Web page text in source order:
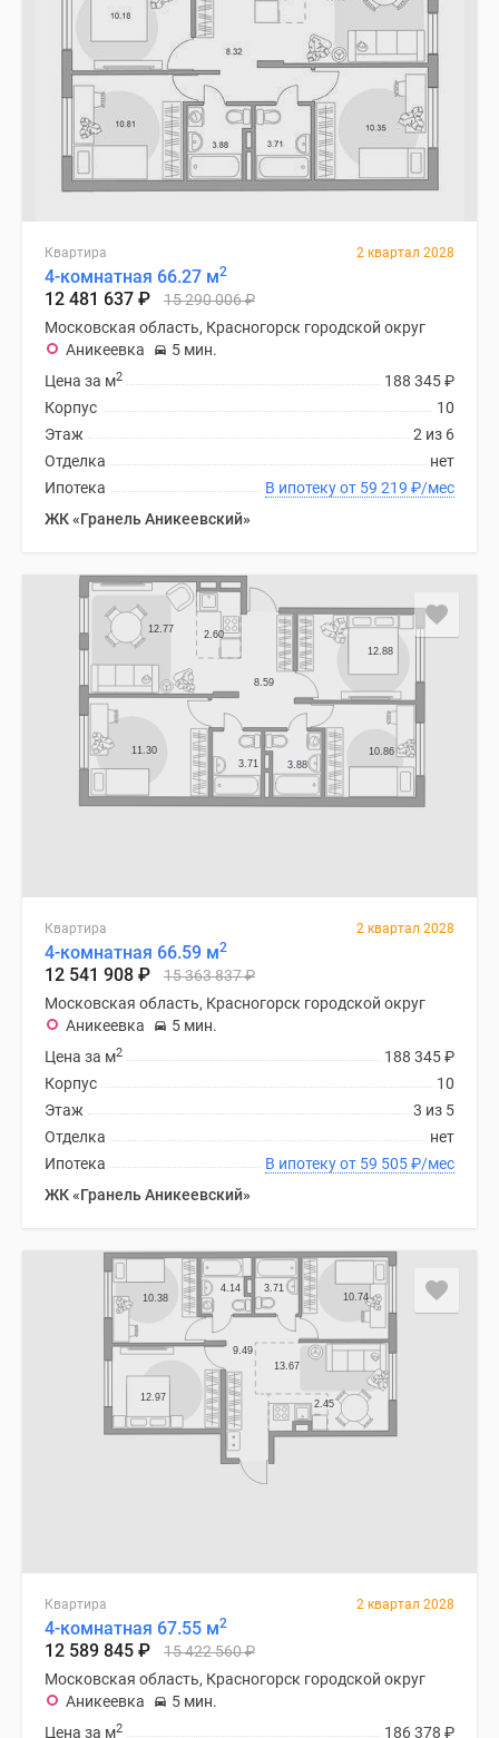
Квартира 2 квартал 2028
4-комнатная 66.27 м2
12 481 637 ₽ 15 290 006₽
Московская область, Красногорск городской округ
Аникеевка
5 мин.
188 345₽
Цена за м2
10
Корпус
2 из 6
Этаж
нет
Отделка
В ипотеку от 59 219 ₽/мес
Ипотека
ЖК «Гранель Аникеевский»
Квартира 2 квартал 2028
4-комнатная 66.59 м2
12 541 908 ₽ 15 363 837₽
Московская область, Красногорск городской округ
Аникеевка
5 мин.
188 345₽
Цена за м2
10
Корпус
3 из 5
Этаж
нет
Отделка
В ипотеку от 59 505₽/мес
Ипотека
ЖК «Гранель Аникеевский»
Квартира 2 квартал 2028
4-комнатная 67.55 м2
12 589 845 ₽ 15 422 560₽
Московская область, Красногорск городской округ
Аникеевка
5 мин.
186 378 ₽
Цена за м2